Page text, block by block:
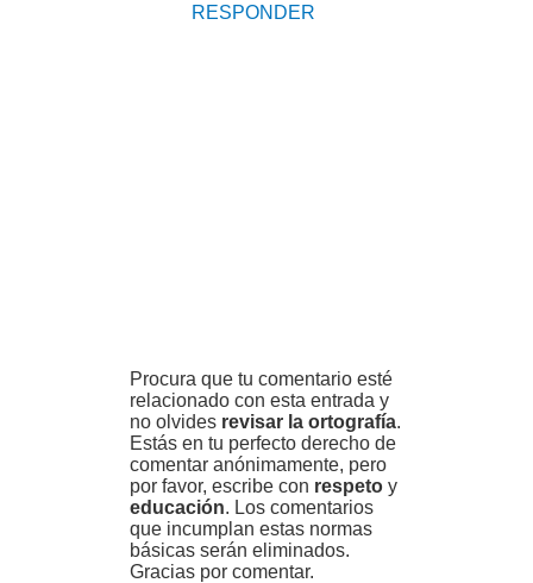
RESPONDER
Procura que tu comentario esté
relacionado con esta entrada y
no olvides revisar la ortografía.
Estás en tu perfecto derecho de
comentar anónimamente, pero
por favor, escribe con respeto y
educación. Los comentarios
que incumplan estas normas
básicas serán eliminados.
Gracias por comentar.